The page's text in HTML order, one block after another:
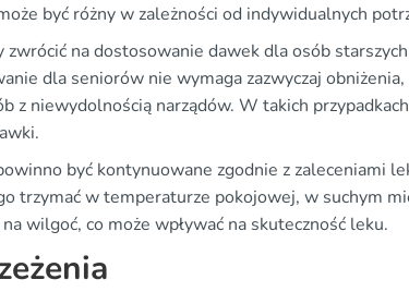
być różny w zależności od indywidualnych
na dostosowanie dawek dla osób
dla seniorów nie wymaga zazwyczaj obniżenia,
z niewydolnością narządów. W takich
być kontynuowane zgodnie z zaleceniami
trzymać w temperaturze pokojowej, w suchym
wilgoć, co może wpływać na skuteczność leku.